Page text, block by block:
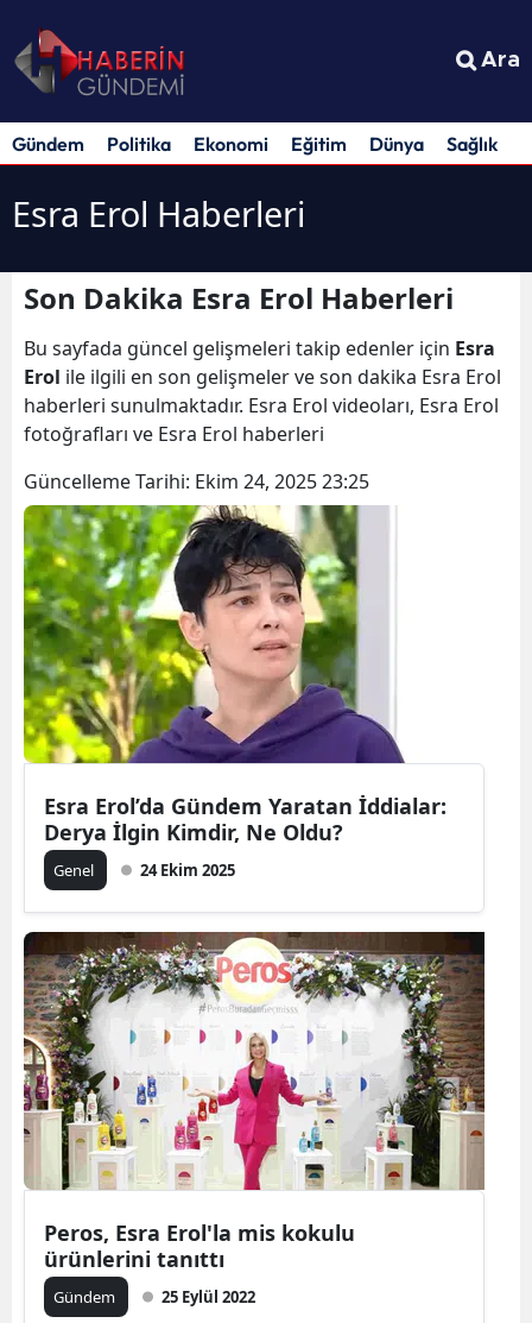
Ara
Gündem Politika Ekonomi Eğitim Dünya Sağlık
Esra Erol Haberleri
Son Dakika Esra Erol Haberleri
Bu sayfada güncel gelişmeleri takip edenler için Esra
Erol ile ilgili en son gelişmeler ve son dakika Esra Erol
haberleri sunulmaktadır. Esra Erol videoları, Esra Erol
fotoğrafları ve Esra Erol haberleri
Güncelleme Tarihi: Ekim 24, 2025 23:25
Esra Erol’da Gündem Yaratan İddialar:
Derya İlgin Kimdir, Ne Oldu?
Genel 24 Ekim 2025
Peros, Esra Erol'la mis kokulu
ürünlerini tanıttı
Gündem 25 Eylül 2022